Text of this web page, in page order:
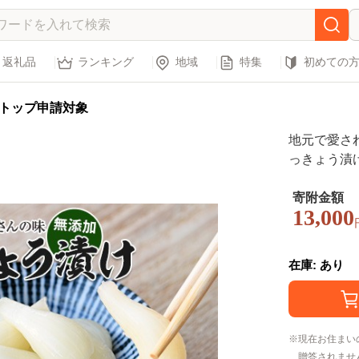
返礼品 ランキング 地域 特集 初めての方
ップ申請対象
地元で愛さ
っきょう漬
ょう らっ
寄附金額
13,000
在庫: あり
現在お住まい
贈答されませ